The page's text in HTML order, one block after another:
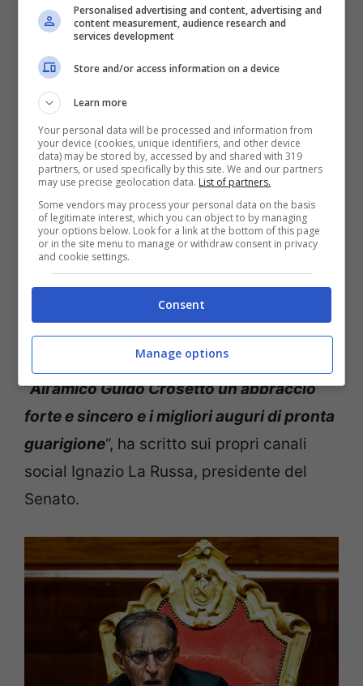
“All’amico Guido Crosetto un abbraccio
forte e sincero e i migliori auguri di pronta
guarigione“, ha scritto sui propri canali
social Ignazio La Russa, presidente del
Senato.
Personalised advertising and content, advertising and
content measurement, audience research and
services development
Store and/or access information on a device
Learn more
Your personal data will be processed and information from
your device (cookies, unique identifiers, and other device
data) may be stored by, accessed by and shared with 319
partners, or used specifically by this site. We and our partners
may use precise geolocation data. List of partners.
Some vendors may process your personal data on the basis
of legitimate interest, which you can object to by managing
your options below. Look for a link at the bottom of this page
or in the site menu to manage or withdraw consent in privacy
and cookie settings.
Consent
Manage options